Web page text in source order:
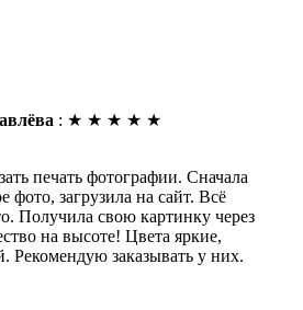
: ★ ★ ★ ★ ★
печать фотографии. Сначала
фото, загрузила на сайт. Всё
Получила свою картинку через
на высоте! Цвета яркие,
Рекомендую заказывать у них.